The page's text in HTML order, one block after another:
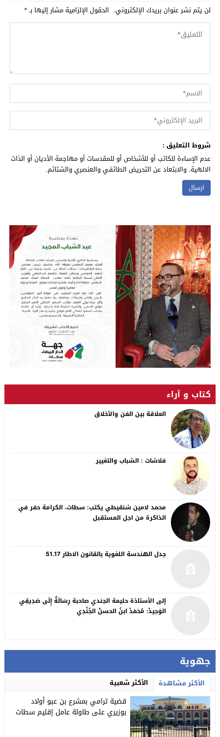
لن يتم نشر عنوان بريدك الإلكتروني. الحقول الإلزامية مشار إليها بـ*
شروط التعليق :
عدم الإساءة للكاتب أو للأشخاص أو للمقدسات أو مهاجمة الأديان أو الذات
الالهية. والابتعاد عن التحريض الطائفي والعنصري والشتائم.
جهوية
الأكثر مشاهدة الأكثر شعبية
1
قضية ترامي بمشرع بن عبو أولاد
بوزيري على طاولة عامل إقليم سطات
كتاب و آراء
العلاقة بين الفن والأخلاق
فلاشات : الشباب والتغيير
محمد لامين شنقيطي يكتب: سطات، الكرامة حفر في
الذاكرة من اجل المستقبل
جدل الهندسة اللغوية بالقانون الاطار 51.17
إلى الأستاذة حليمة الجندي صاحبة رِسَالَةٌ إِلَى صَدِيقِي
الوَحِيدْ: مُحَمَدْ ابنُ الحسنْ الجُنْدِي